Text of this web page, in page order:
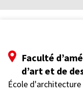
Faculté
d’art et de
École d'architecture